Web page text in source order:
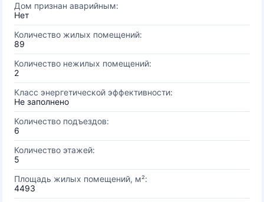
Дом признан аварийным:
Нет
Количество жилых помещений:
89
Количество нежилых помещений:
2
Класс энергетической эффективности:
Не заполнено
Количество подъездов:
6
Количество этажей:
5
Площадь жилых помещений, м²:
4493